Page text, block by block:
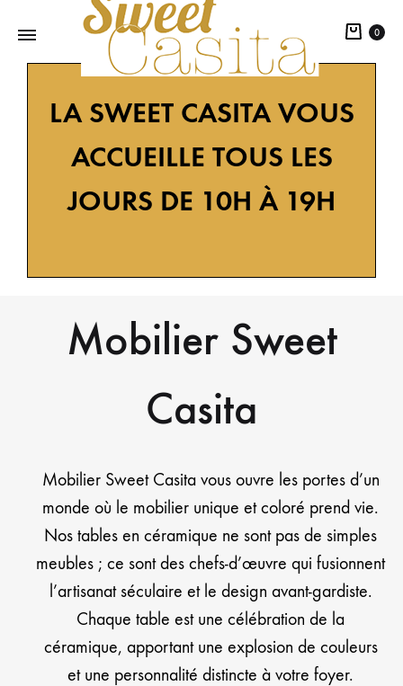
Casita
design
nature,
une
sélection
0
LA SWEET CASITA VOUS
ACCUEILLE TOUS LES
JOURS DE 10H À 19H
Mobilier Sweet
Casita
Mobilier Sweet Casita vous ouvre les portes d’un
monde où le mobilier unique et coloré prend vie.
Nos tables en céramique ne sont pas de simples
meubles ; ce sont des chefs-d’œuvre qui fusionnent
l’artisanat séculaire et le design avant-gardiste.
Chaque table est une célébration de la
céramique, apportant une explosion de couleurs
et une personnalité distincte à votre foyer.